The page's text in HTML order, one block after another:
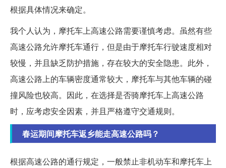
根据具体情况来确定。
我个人认为，摩托车上高速公路需要谨慎考虑。虽然有些
高速公路允许摩托车通行，但是由于摩托车行驶速度相对
较慢，并且缺乏防护措施，存在较大的安全隐患。此外，
高速公路上的车辆密度通常较大，摩托车与其他车辆的碰
撞风险也较高。因此，在选择是否骑摩托车上高速公路
时，应考虑安全因素，并且严格遵守交通规则。
春运期间摩托车返乡能走高速公路吗？
根据高速公路的通行规定，一般禁止非机动车和摩托车上